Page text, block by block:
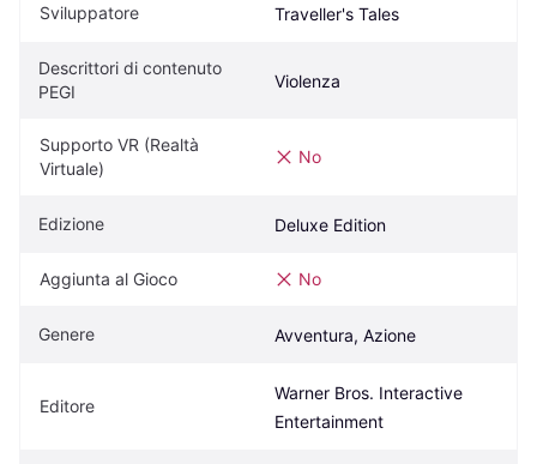
Sviluppatore Traveller's Tales
Descrittori di contenuto
PEGI
Violenza
Supporto VR (Realtà
Virtuale)
No
Edizione Deluxe Edition
Aggiunta al Gioco No
Genere Avventura, Azione
Editore
Warner Bros. Interactive
Entertainment